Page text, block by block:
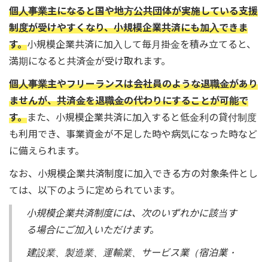
個人事業主になると国や地方公共団体が実施している支援
制度が受けやすくなり、小規模企業共済にも加入できま
す。小規模企業共済に加入して毎月掛金を積み立てると、
満期になると共済金が受け取れます。
個人事業主やフリーランスは会社員のような退職金があり
ませんが、共済金を退職金の代わりにすることが可能で
す。また、小規模企業共済に加入すると低金利の貸付制度
も利用でき、事業資金が不足した時や病気になった時など
に備えられます。
なお、小規模企業共済制度に加入できる方の対象条件とし
ては、以下のように定められています。
小規模企業共済制度には、次のいずれかに該当す
る場合にご加入いただけます。
建設業、製造業、運輸業、サービス業（宿泊業・